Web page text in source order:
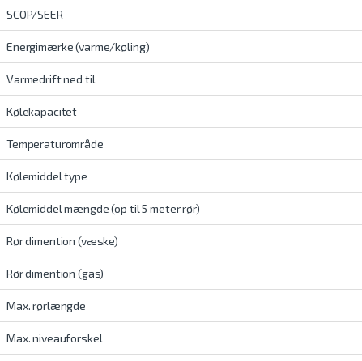
SCOP/SEER
Energimærke (varme/køling)
Varmedrift ned til
Kølekapacitet
Temperaturområde
Kølemiddel type
Kølemiddel mængde (op til 5 meter rør)
Rør dimention (væske)
Rør dimention (gas)
Max. rørlængde
Max. niveauforskel